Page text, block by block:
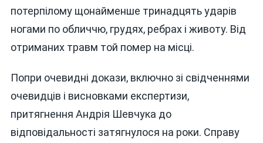
потерпілому щонайменше тринадцять ударів
ногами по обличчю, грудях, ребрах і животу. Від
отриманих травм той помер на місці.
Попри очевидні докази, включно зі свідченнями
очевидців і висновками експертизи,
притягнення Андрія Шевчука до
відповідальності затягнулося на роки. Справу